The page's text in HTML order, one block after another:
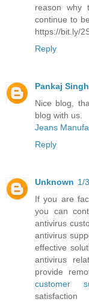
reason why
continue to
https://bit.ly/
Reply
Pankaj Singh
Nice blog,
blog with us.
Jeans
Reply
Unknown 1/
If you are
you can
antivirus
antivirus
effective
antivirus
provide
customer